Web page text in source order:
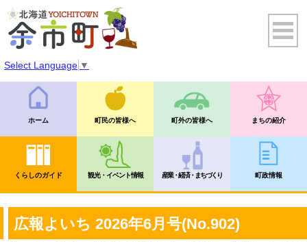
Select Language ▼
ホーム 町民の皆様へ 町外の皆様へ まちの紹介
くらしのガイド 観光・イベント情報 産業・経済・まちづくり 町政情報
広報よいち 2026年6月号(No.902)